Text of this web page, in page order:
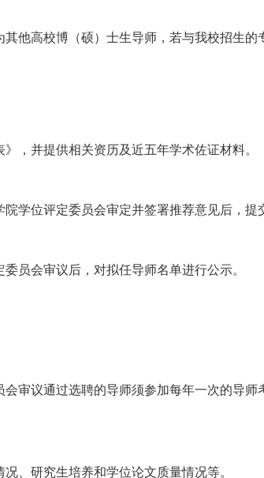
他高校博（硕）士生导师，若与我校招生
，并提供相关资历及近五年学术佐证材料。
学位评定委员会审定并签署推荐意见后，提
员会审议后，对拟任导师名单进行公示。
审议通过选聘的导师须参加每年一次的导
、研究生培养和学位论文质量情况等。